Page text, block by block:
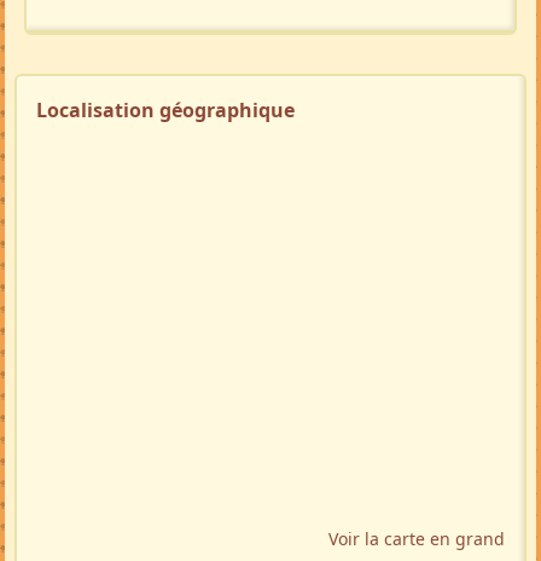
Localisation géographique
Voir la carte en grand